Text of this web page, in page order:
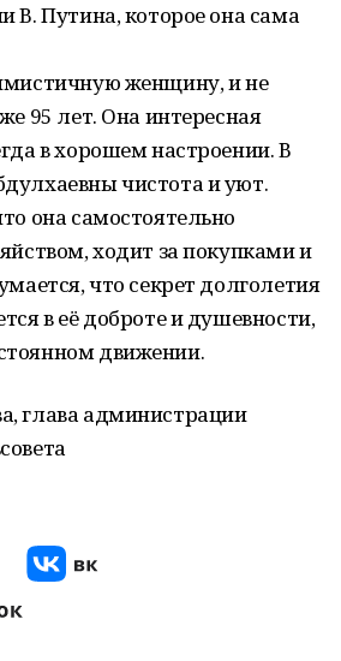
В. Путина, которое она сама
женщину, и не
95 лет. Она интересная
в хорошем настроении. В
чистота и уют.
она самостоятельно
ходит за покупками и
что секрет долголетия
в её доброте и душевности,
движении.
глава администрации